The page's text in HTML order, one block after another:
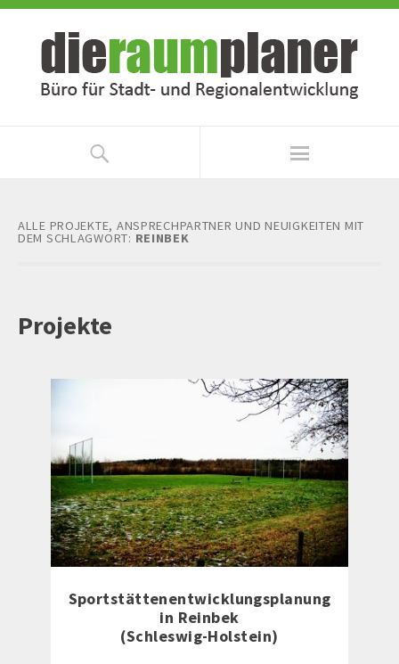
Zum
springen
Zur
springen
ALLE PROJEKTE, ANSPRECHPARTNER UND NEUIGKEITEN MIT
DEM SCHLAGWORT: REINBEK
Projekte
Sportstättenentwicklungsplanung
in Reinbek
(Schleswig-Holstein)